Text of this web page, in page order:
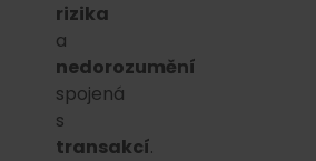
rizika
a
nedorozumění
spojená
s
transakcí.